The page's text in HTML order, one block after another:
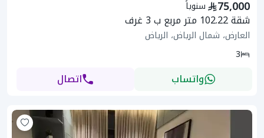
سنوياً 75,000
شقة 102.22 متر مربع ب 3 غرف
العارض، شمال الرياض، الرياض
3
واتساب اتصال